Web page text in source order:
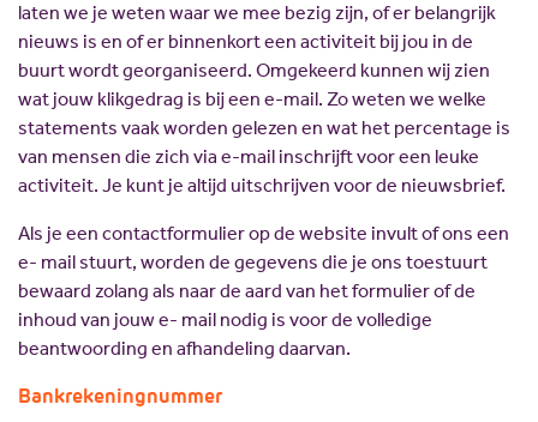
laten we je weten waar we mee bezig zijn, of er belangrijk
nieuws is en of er binnenkort een activiteit bij jou in de
buurt wordt georganiseerd. Omgekeerd kunnen wij zien
wat jouw klikgedrag is bij een e-mail. Zo weten we welke
statements vaak worden gelezen en wat het percentage is
van mensen die zich via e-mail inschrijft voor een leuke
activiteit. Je kunt je altijd uitschrijven voor de nieuwsbrief.
Als je een contactformulier op de website invult of ons een
e- mail stuurt, worden de gegevens die je ons toestuurt
bewaard zolang als naar de aard van het formulier of de
inhoud van jouw e- mail nodig is voor de volledige
beantwoording en afhandeling daarvan.
Bankrekeningnummer